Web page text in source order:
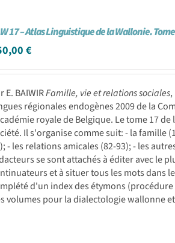
17 – Atlas Linguistique de la Wallonie.
€
E. BAIWIRFamille, vie et relations sociales
régionales endogènes 2009 de la
royale de Belgique. Le tome 17 de
Il s'organise comme suit: - la famille
- les relations amicales (82-93); - les
se sont attachés à éditer avec le
et à situer tous les mots dans
d'un index des étymons
volumes pour la dialectologie wallonne